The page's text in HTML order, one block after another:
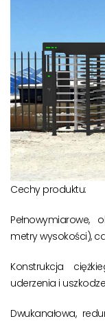
Cechy produktu:
metry wysokości),
Konstrukcja
uderzenia i
Dwukanałowa,